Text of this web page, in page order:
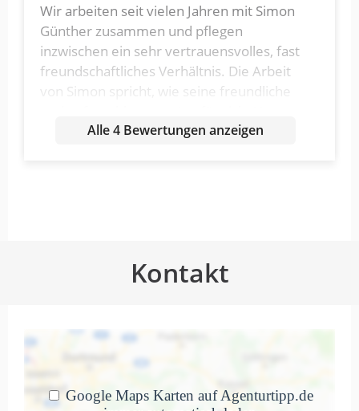
Wir arbeiten seit vielen Jahren mit Simon
Günther zusammen und pflegen
inzwischen ein sehr vertrauensvolles, fast
freundschaftliches Verhältnis. Die Arbeit
von Simon spricht, wie seine freundliche
Eventseiten performen hervorragend.
um tolle Ergebisse zu erreichen.
die Website für das…
Alle 4 Bewertungen anzeigen
Kontakt